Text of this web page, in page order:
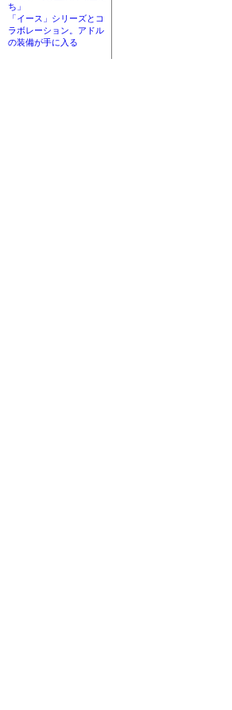
ち」
「イース」シリーズとコ
ラボレーション。アドル
の装備が手に入る